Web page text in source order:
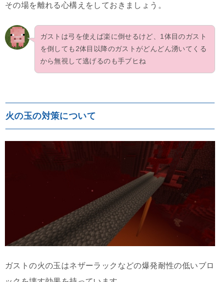
その場を離れる心構えをしておきましょう。
ガストは弓を使えば楽に倒せるけど、1体目のガスト
を倒しても2体目以降のガストがどんどん湧いてくる
から無視して逃げるのも手ブヒね
火の玉の対策について
ガストの火の玉はネザーラックなどの爆発耐性の低いブロ